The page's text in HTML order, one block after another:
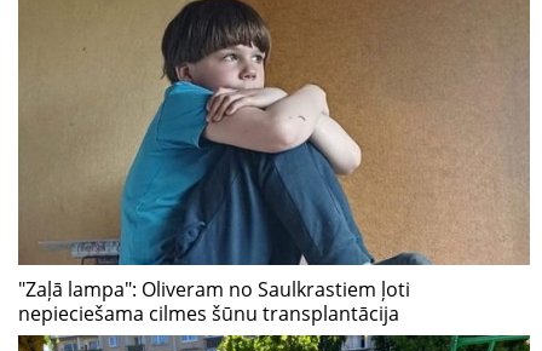
"Zaļā lampa": Oliveram no Saulkrastiem ļoti
nepieciešama cilmes šūnu transplantācija